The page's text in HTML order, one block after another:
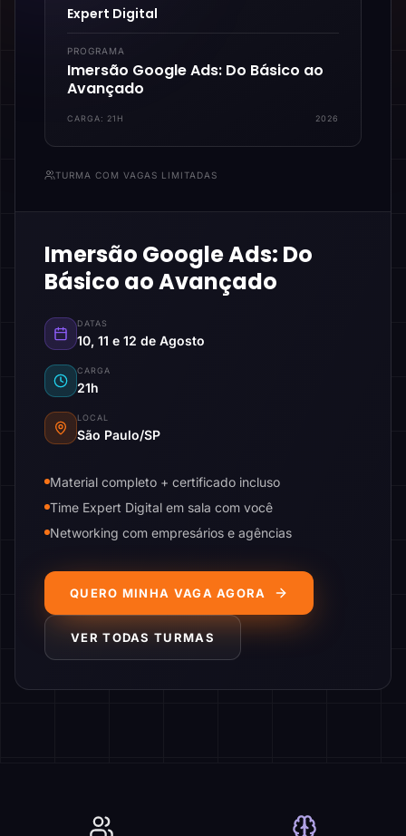
Expert Digital
PROGRAMA
Imersão Google Ads: Do Básico ao
Avançado
CARGA: 21H 2026
TURMA COM VAGAS LIMITADAS
Imersão Google Ads: Do
Básico ao Avançado
DATAS
10, 11 e 12 de Agosto
CARGA
21h
LOCAL
São Paulo/SP
Material completo + certificado incluso
Time Expert Digital em sala com você
Networking com empresários e agências
QUERO MINHA VAGA AGORA
VER TODAS TURMAS